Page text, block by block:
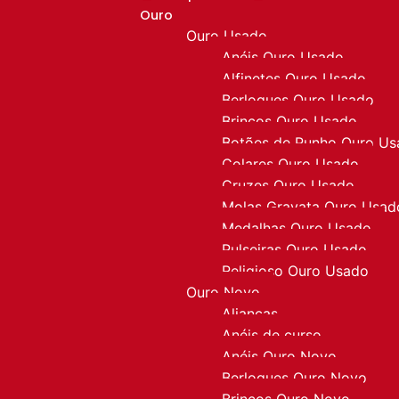
Ouro
Ouro Usado
Anéis Ouro Usado
Alfinetes Ouro Usado
Berloques Ouro Usado
Brincos Ouro Usado
Botões de Punho Ouro
Colares Ouro Usado
Cruzes Ouro Usado
Molas Gravata Ouro
Medalhas Ouro Usado
Pulseiras Ouro Usado
Religioso Ouro Usado
Ouro Novo
Alianças
Anéis de curso
Anéis Ouro Novo
Berloques Ouro Novo